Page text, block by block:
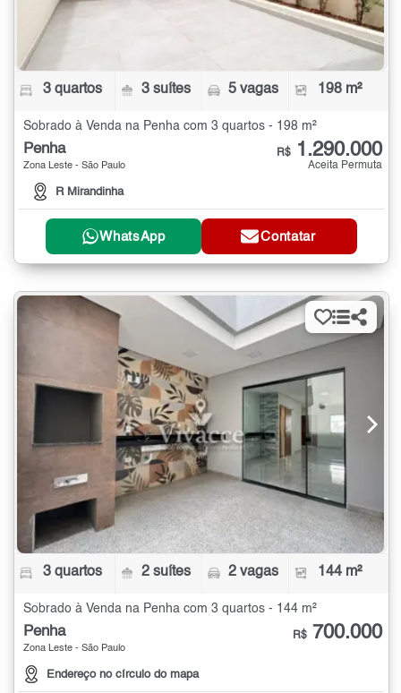
3 quartos 3 suítes 5 vagas 198 m²
Sobrado à Venda na Penha com 3 quartos - 198 m²
Penha
Zona Leste - São Paulo
R Mirandinha
R$ 1.290.000
Aceita Permuta
WhatsApp Contatar
3 quartos 2 suítes 2 vagas 144 m²
Sobrado à Venda na Penha com 3 quartos - 144 m²
Penha
Zona Leste - São Paulo
Endereço no círculo do mapa
R$ 700.000